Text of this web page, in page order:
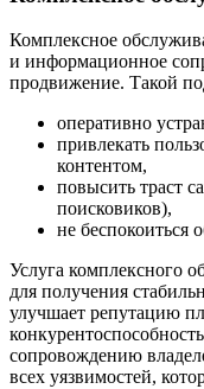
Комплексное
и информационное
продвижение. Такой
оперативно
привлекать
контентом,
повысить траст
поисковиков),
не беспокоиться
Услуга комплексного
для получения
улучшает репутацию
сопровождению
всех уязвимостей,